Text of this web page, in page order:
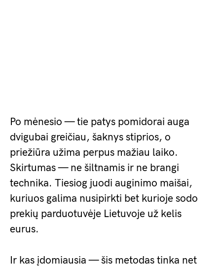
Po mėnesio — tie patys pomidorai auga
dvigubai greičiau, šaknys stiprios, o
priežiūra užima perpus mažiau laiko.
Skirtumas — ne šiltnamis ir ne brangi
technika. Tiesiog juodi auginimo maišai,
kuriuos galima nusipirkti bet kurioje sodo
prekių parduotuvėje Lietuvoje už kelis
eurus.
Ir kas įdomiausia — šis metodas tinka net